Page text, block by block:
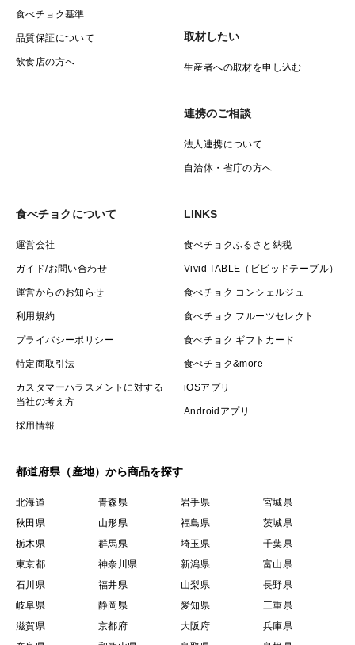
食べチョク基準
品質保証について
飲食店の方へ
取材したい
生産者への取材を申し込む
連携のご相談
法人連携について
自治体・省庁の方へ
食べチョクについて
運営会社
ガイド/お問い合わせ
運営からのお知らせ
利用規約
プライバシーポリシー
特定商取引法
カスタマーハラスメントに対する
当社の考え方
採用情報
LINKS
食べチョクふるさと納税
Vivid TABLE（ビビッドテーブル）
食べチョク コンシェルジュ
食べチョク フルーツセレクト
食べチョク ギフトカード
食べチョク&more
iOSアプリ
Androidアプリ
都道府県（産地）から商品を探す
北海道 青森県 岩手県
宮城県
秋田県
山形県 福島県
茨城県
栃木県
群馬県 埼玉県
千葉県
東京都
神奈川県 新潟県
富山県
石川県
福井県 山梨県
長野県
岐阜県
静岡県 愛知県
三重県
滋賀県
京都府 大阪府
兵庫県